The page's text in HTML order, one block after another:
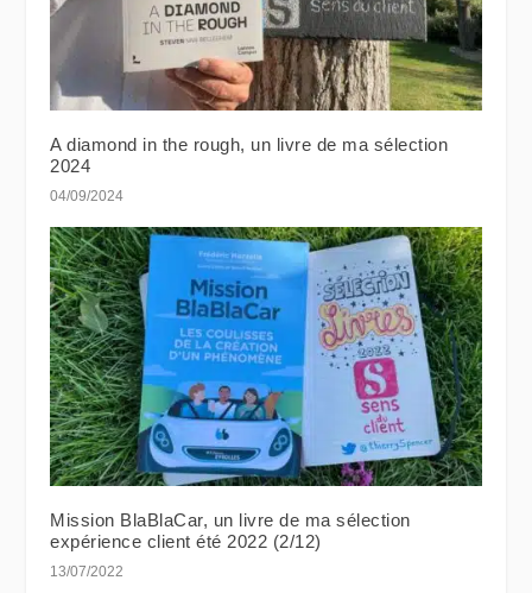
A diamond in the rough, un livre de ma sélection
2024
04/09/2024
Mission BlaBlaCar, un livre de ma sélection
expérience client été 2022 (2/12)
13/07/2022